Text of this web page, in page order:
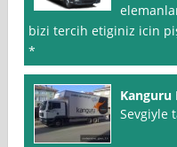
bizi tercih etiginiz icin
*
Sevgiyle